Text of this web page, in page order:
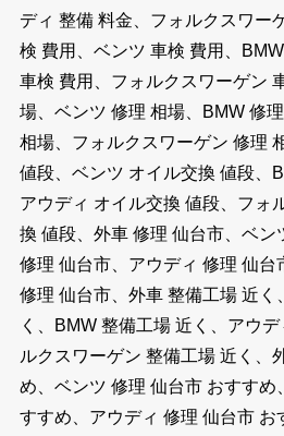
ディ 整備 料金、フォルクスワー
検 費用、ベンツ 車検 費用、
車検 費用、フォルクスワーゲン
場、ベンツ 修理 相場、BMW 修
相場、フォルクスワーゲン 修理
値段、ベンツ オイル交換 値段、
アウディ オイル交換 値段、フォ
換 値段、外車 修理 仙台市、ベン
修理 仙台市、アウディ 修理 仙台
修理 仙台市、外車 整備工場 近く
く、BMW 整備工場 近く、アウ
ルクスワーゲン 整備工場 近く、
め、ベンツ 修理 仙台市 おすすめ
すすめ、アウディ 修理 仙台市 お